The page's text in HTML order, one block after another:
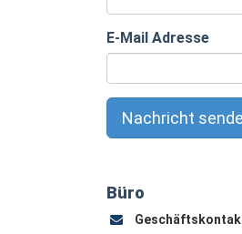
E-Mail Adresse
Nachricht
Büro